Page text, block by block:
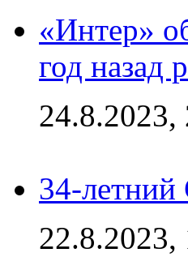
«Интер»
год назад
24.8.2023,
34-
22.8.2023,